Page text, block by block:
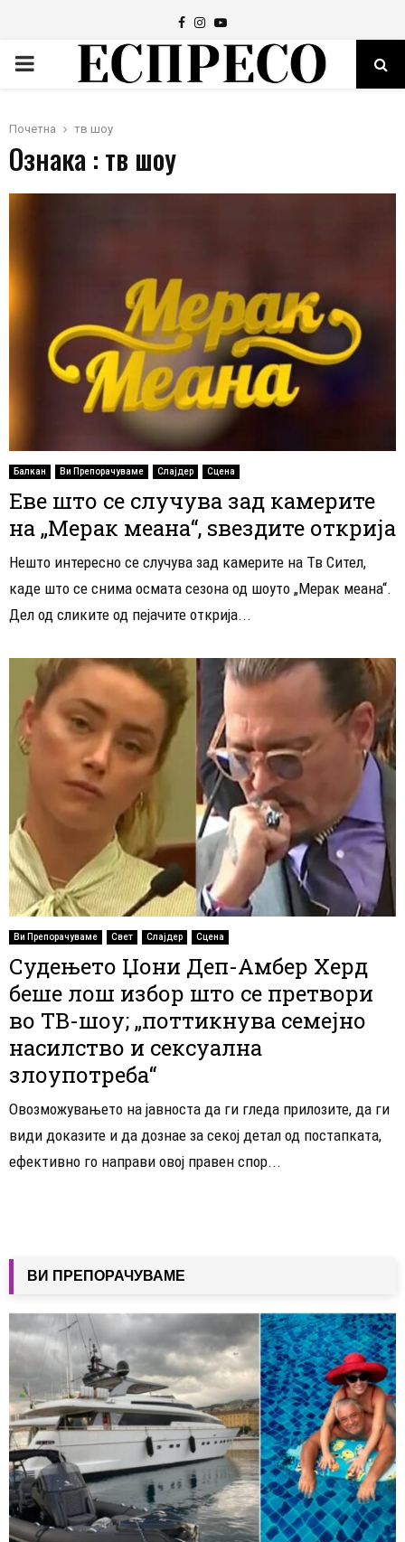
Facebook
Instagram
Youtube
PRIMARY
Почетна тв шоу
Ознака : тв шоу
Балкан Ви Препорачуваме Слајдер Сцена
Еве што се случува зад камерите
на „Мерак меана“, ѕвездите открија
Нешто интересно се случува зад камерите на Тв Сител,
каде што се снима осмата сезона од шоуто „Мерак меана“.
Дел од сликите од пејачите открија...
Ви Препорачуваме Свет Слајдер Сцена
Судењето Џони Деп-Амбер Херд
беше лош избор што се претвори
во ТВ-шоу; „поттикнува семејно
насилство и сексуална
злоупотреба“
Овозможувањето на јавноста да ги гледа прилозите, да ги
види доказите и да дознае за секој детал од постапката,
ефективно го направи овој правен спор...
ВИ ПРЕПОРАЧУВАМЕ